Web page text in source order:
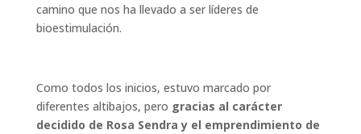
camino que nos ha llevado a ser líderes de
bioestimulación.
Como todos los inicios, estuvo marcado por
diferentes altibajos, pero gracias al carácter
decidido de Rosa Sendra y el emprendimiento de